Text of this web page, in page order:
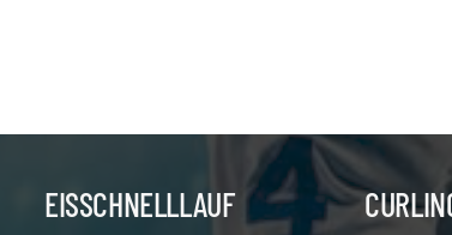
EISSCHNELLLAUF